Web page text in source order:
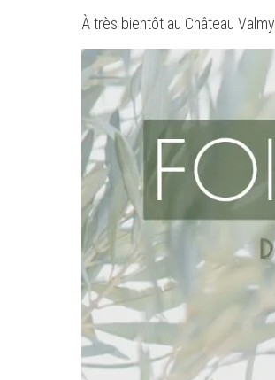
À très bientôt au Château Valmy